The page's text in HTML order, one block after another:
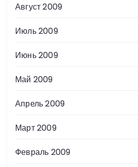
Август 2009
Июль 2009
Июнь 2009
Май 2009
Апрель 2009
Март 2009
Февраль 2009